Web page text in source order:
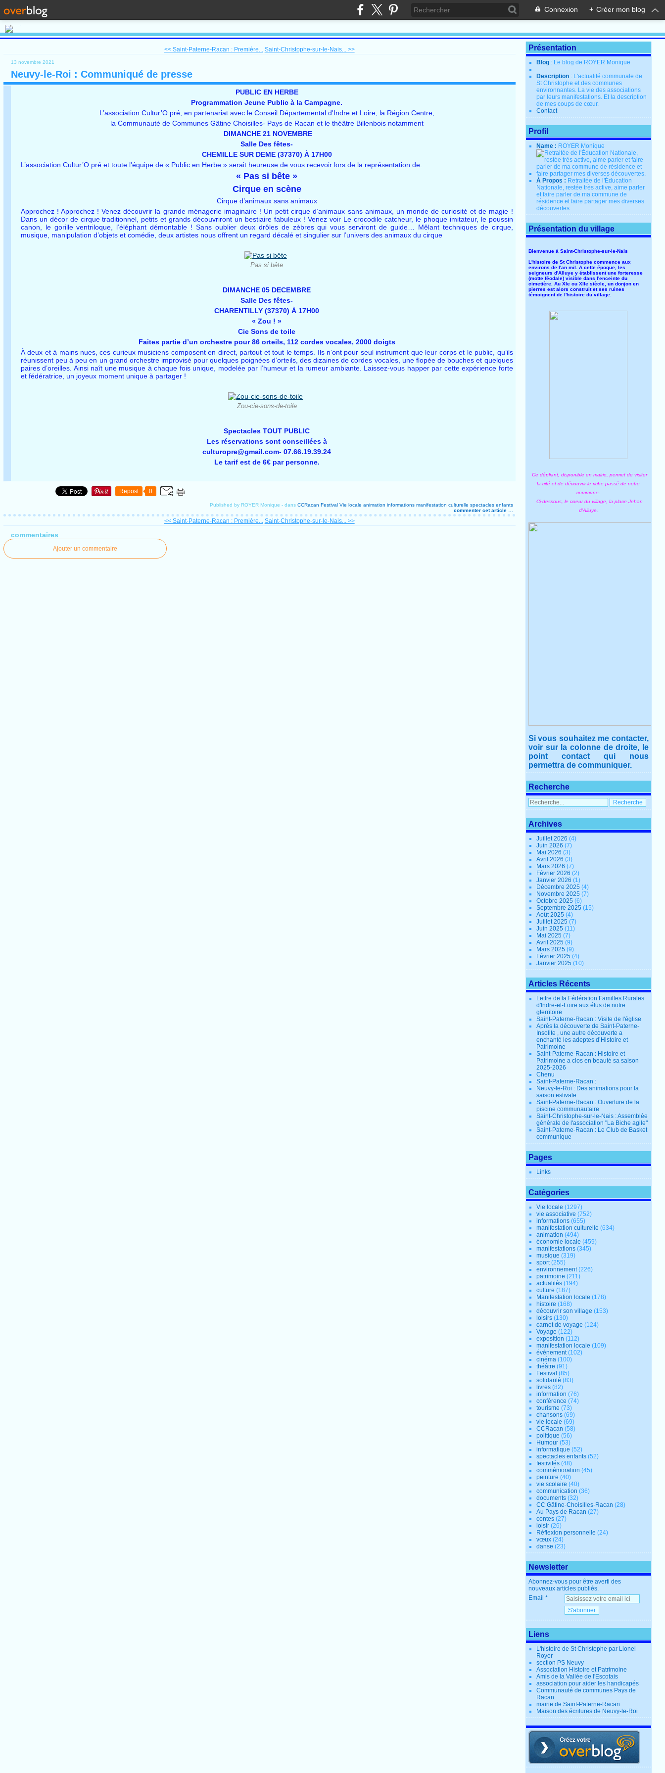
Connexion + Créer mon blog
<< Saint-Paterne-Racan : Première... Saint-Christophe-sur-le-Nais... >>
13 novembre 2021
Neuvy-le-Roi : Communiqué de presse
PUBLIC EN HERBE
Programmation Jeune Public à la Campagne.
L’association Cultur’O pré, en partenariat avec le Conseil Départemental d'Indre et Loire, la Région Centre,
la Communauté de Communes Gâtine Choisilles- Pays de Racan et le théâtre Billenbois notamment
DIMANCHE 21 NOVEMBRE
Salle Des fêtes-
CHEMILLE SUR DEME (37370) À 17H00
L’association Cultur’O pré et toute l'équipe de « Public en Herbe » serait heureuse de vous recevoir lors de la représentation de:
« Pas si bête »
Cirque en scène
Cirque d’animaux sans animaux
Approchez ! Approchez ! Venez découvrir la grande ménagerie imaginaire ! Un petit cirque d’animaux sans animaux, un monde de curiosité et de magie !
Dans un décor de cirque traditionnel, petits et grands découvriront un bestiaire fabuleux ! Venez voir Le crocodile catcheur, le phoque imitateur, le poussin
canon, le gorille ventriloque, l’éléphant démontable ! Sans oublier deux drôles de zèbres qui vous serviront de guide… Mêlant techniques de cirque,
musique, manipulation d’objets et comédie, deux artistes nous offrent un regard décalé et singulier sur l’univers des animaux du cirque
Pas si bête
DIMANCHE 05 DECEMBRE
Salle Des fêtes-
CHARENTILLY (37370) À 17H00
« Zou ! »
Cie Sons de toile
Faites partie d’un orchestre pour 86 orteils, 112 cordes vocales, 2000 doigts
À deux et à mains nues, ces curieux musiciens composent en direct, partout et tout le temps. Ils n’ont pour seul instrument que leur corps et le public, qu’ils
réunissent peu à peu en un grand orchestre improvisé pour quelques poignées d’orteils, des dizaines de cordes vocales, une flopée de bouches et quelques
paires d’oreilles. Ainsi naît une musique à chaque fois unique, modelée par l’humeur et la rumeur ambiante. Laissez-vous happer par cette expérience forte
et fédératrice, un joyeux moment unique à partager !
Zou-cie-sons-de-toile
Spectacles TOUT PUBLIC
Les réservations sont conseillées à
culturopre@gmail.com- 07.66.19.39.24
Le tarif est de 6€ par personne.
Repost 0
Published by ROYER Monique -dans CCRacan Festival Vie locale animation informations manifestation culturelle spectacles enfants
commenter cet article
<< Saint-Paterne-Racan : Première... Saint-Christophe-sur-le-Nais... >>
commentaires
Ajouter un commentaire
Présentation
Blog : Le blog de ROYER Monique
Description : L'actualité communale de
St Christophe et des communes
environnantes. La vie des associations
par leurs manifestations. Et la description
de mes coups de cœur.
Contact
Profil
Name : ROYER Monique
À Propos : Retraitée de l'Éducation
Nationale, restée très active, aime parler
et faire parler de ma commune de
résidence et faire partager mes diverses
découvertes.
Présentation du village
Bienvenue à Saint-Christophe-sur-le-Nais
L'histoire de St Christophe commence aux
environs de l'an mil. A cette époque, les
seigneurs d'Alluye y établissent une forteresse
(motte féodale) visible dans l'enceinte du
cimetière. Au XIe ou XIIe siècle, un donjon en
pierres est alors construit et ses ruines
témoignent de l'histoire du village.
Ce dépliant, disponible en mairie, permet de visiter
la cité et de découvrir le riche passé de notre
commune.
Ci-dessous, le coeur du village, la place Jehan
d'Alluye.
Si vous souhaitez me contacter,
voir sur la colonne de droite, le
point contact qui nous
permettra de communiquer.
Recherche
Archives
Juillet 2026(4)
Juin 2026(7)
Mai 2026(3)
Avril 2026(3)
Mars 2026(7)
Février 2026(2)
Janvier 2026(1)
Décembre 2025(4)
Novembre 2025(7)
Octobre 2025(6)
Septembre 2025(15)
Août 2025(4)
Juillet 2025(7)
Juin 2025(11)
Mai 2025(7)
Avril 2025(9)
Mars 2025(9)
Février 2025(4)
Janvier 2025(10)
Articles Récents
Lettre de la Fédération Familles Rurales
d'Indre-et-Loire aux élus de notre
gterritoire
Saint-Paterne-Racan : Visite de l'église
Après la découverte de Saint-Paterne-
Insolite , une autre découverte a
enchanté les adeptes d’Histoire et
Patrimoine
Saint-Paterne-Racan : Histoire et
Patrimoine a clos en beauté sa saison
2025-2026
Chenu
Saint-Paterne-Racan :
Neuvy-le-Roi : Des animations pour la
saison estivale
Saint-Paterne-Racan : Ouverture de la
piscine communautaire
Saint-Christophe-sur-le-Nais : Assemblée
générale de l'association "La Biche agile"
Saint-Paterne-Racan : Le Club de Basket
communique
Pages
Links
Catégories
Vie locale (1297)
vie associative (752)
informations (655)
manifestation culturelle (634)
animation (494)
économie locale (459)
manifestations (345)
musique (319)
sport(255)
environnement(226)
patrimoine (211)
actualités (194)
culture (187)
Manifestation locale (178)
histoire (168)
découvrir son village (153)
loisirs (130)
carnet de voyage (124)
Voyage (122)
exposition (112)
manifestation locale (109)
évènement(102)
cinéma (100)
théâtre (91)
Festival (85)
solidarité (83)
livres (82)
information (76)
conférence (74)
tourisme (73)
chansons (69)
vie locale (69)
CCRacan (58)
politique (56)
Humour (53)
informatique (52)
spectacles enfants (52)
festivités (48)
commémoration (45)
peinture (40)
vie scolaire (40)
communication (36)
documents (32)
CC Gâtine-Choisilles-Racan (28)
Au Pays de Racan (27)
contes (27)
loisir (26)
Réflexion personnelle (24)
vœux (24)
danse (23)
Newsletter
Abonnez-vous pour être averti des
nouveaux articles publiés.
Email
Liens
L'histoire de St Christophe par Lionel
Royer
section PS Neuvy
Association Histoire et Patrimoine
Amis de la Vallée de l'Escotais
association pour aider les handicapés
Communauté de communes Pays de
Racan
mairie de Saint-Paterne-Racan
Maison des écritures de Neuvy-le-Roi